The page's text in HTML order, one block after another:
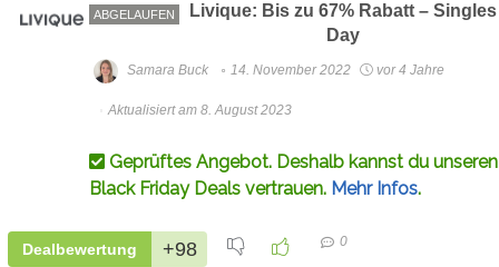
ABGELAUFEN
Livique: Bis zu 67% Rabatt – Singles
Day
Samara Buck 14. November 2022 vor 4 Jahre
Aktualisiert am 8. August 2023
Geprüftes Angebot. Deshalb kannst du unseren
Black Friday Deals vertrauen. Mehr Infos.
Dealbewertung +98 0